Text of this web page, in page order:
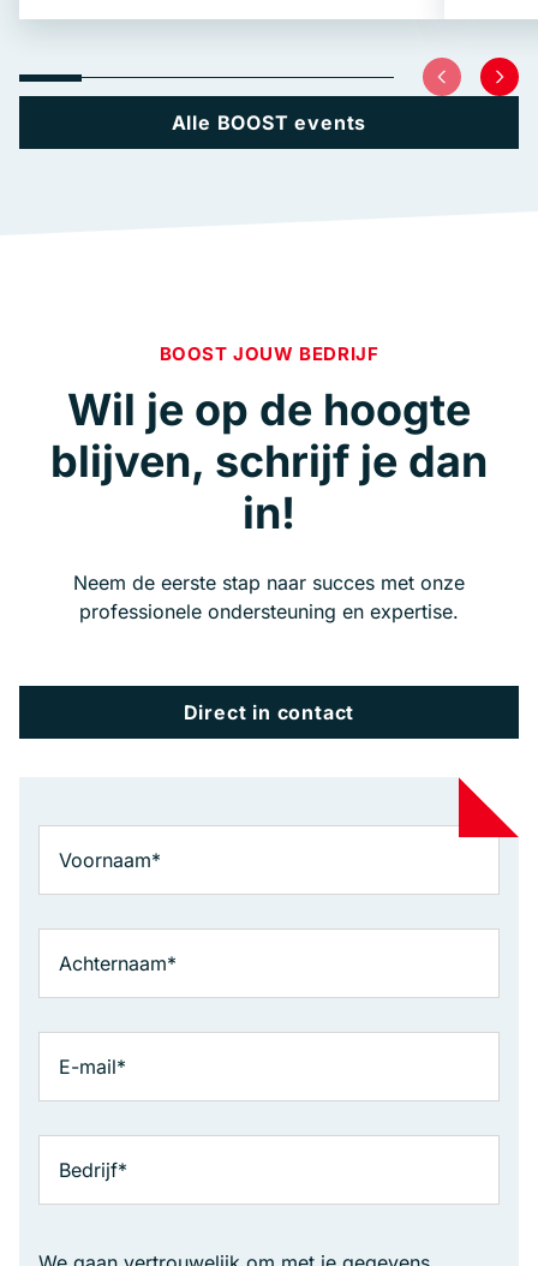
Alle BOOST events
BOOST JOUW BEDRIJF
Wil je op de hoogte
blijven, schrijf je dan
in!
Neem de eerste stap naar succes met onze
professionele ondersteuning en expertise.
Direct in contact